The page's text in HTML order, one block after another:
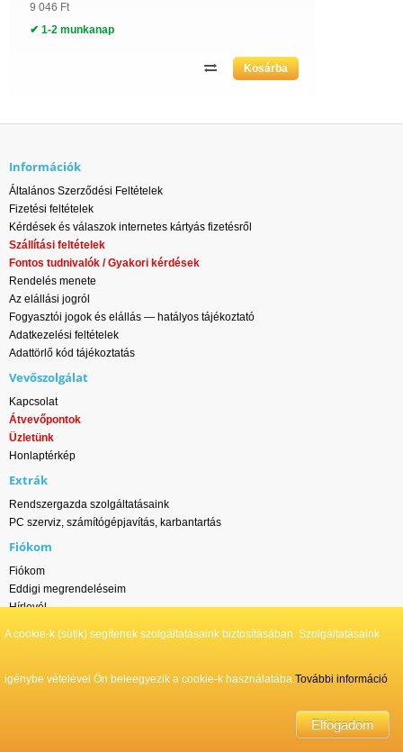
9 046 Ft
✔ 1-2 munkanap
Információk
Általános Szerződési Feltételek
Fizetési feltételek
Kérdések és válaszok internetes kártyás fizetésről
Szállítási feltételek
Fontos tudnivalók / Gyakori kérdések
Rendelés menete
Az elállási jogról
Fogyasztói jogok és elállás — hatályos tájékoztató
Adatkezelési feltételek
Adattörlő kód tájékoztatás
Vevőszolgálat
Kapcsolat
Átvevőpontok
Üzletünk
Honlaptérkép
Extrák
Rendszergazda szolgáltatásaink
PC szerviz, számítógépjavítás, karbantartás
Fiókom
Fiókom
Eddigi megrendeléseim
Hírlevél
A cookie-k (sütik) segítenek szolgáltatásaink biztosításában. Szolgáltatásaink
igénybe vételével Ön beleegyezik a cookie-k használatába.További információ
Elfogadom
¹ Kedvezményes ár: Készpénzes, utánvételes és átutalásos fizetés esetén
² Fogyasztói ár: Bankkártyás fizetés esetén; illetve értékesítőinken keresztül
telefonon, e-mailben és üzletünkben leadott webáruházas rendeléseknél